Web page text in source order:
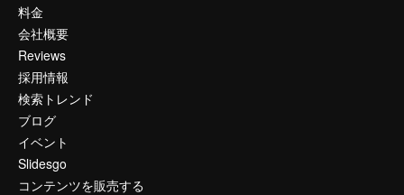
料金
会社概要
Reviews
採用情報
検索トレンド
ブログ
イベント
Slidesgo
コンテンツを販売する